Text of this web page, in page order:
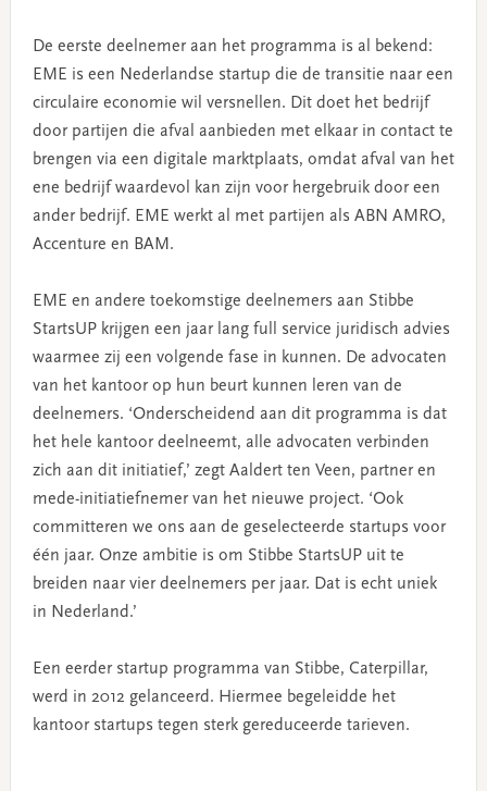
De eerste deelnemer aan het programma is al bekend:
EME is een Nederlandse startup die de transitie naar een
circulaire economie wil versnellen. Dit doet het bedrijf
door partijen die afval aanbieden met elkaar in contact te
brengen via een digitale marktplaats, omdat afval van het
ene bedrijf waardevol kan zijn voor hergebruik door een
ander bedrijf. EME werkt al met partijen als ABN AMRO,
Accenture en BAM.
EME en andere toekomstige deelnemers aan Stibbe
StartsUP krijgen een jaar lang full service juridisch advies
waarmee zij een volgende fase in kunnen. De advocaten
van het kantoor op hun beurt kunnen leren van de
deelnemers. ‘Onderscheidend aan dit programma is dat
het hele kantoor deelneemt, alle advocaten verbinden
zich aan dit initiatief,’ zegt Aaldert ten Veen, partner en
mede-initiatiefnemer van het nieuwe project. ‘Ook
committeren we ons aan de geselecteerde startups voor
één jaar. Onze ambitie is om Stibbe StartsUP uit te
breiden naar vier deelnemers per jaar. Dat is echt uniek
in Nederland.’
Een eerder startup programma van Stibbe, Caterpillar,
werd in 2012 gelanceerd. Hiermee begeleidde het
kantoor startups tegen sterk gereduceerde tarieven.